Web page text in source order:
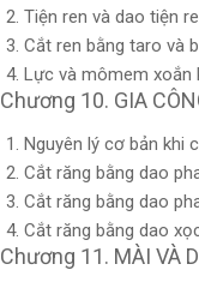
Tiện ren và dao tiện
Cắt ren bằng taro và
Lực và mômem xoắn
Chương 10. GIA
Nguyên lý cơ bản khi
Cắt răng bằng dao
Cắt răng bằng dao
Cắt răng bằng dao
Chương 11. MÀI VÀ